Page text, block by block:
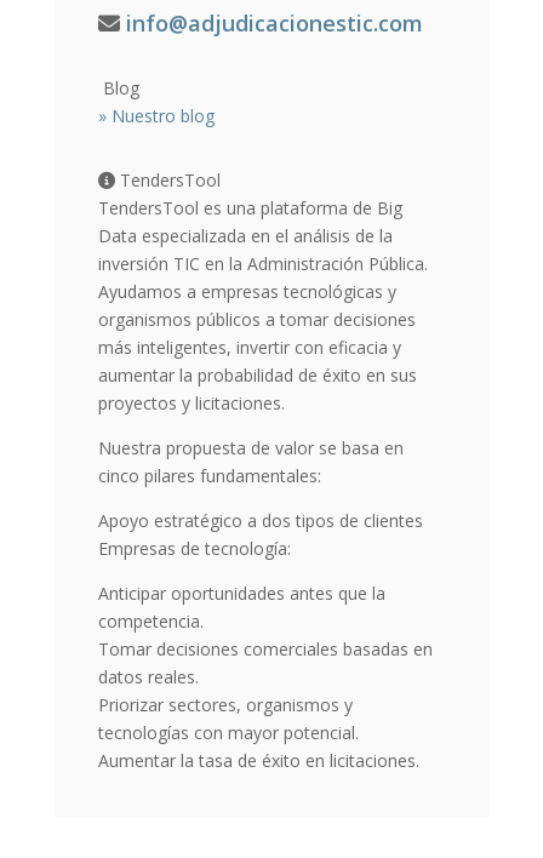
info@adjudicacionestic.com
Blog
» Nuestro blog
TendersTool
TendersTool es una plataforma de Big
Data especializada en el análisis de la
inversión TIC en la Administración Pública.
Ayudamos a empresas tecnológicas y
organismos públicos a tomar decisiones
más inteligentes, invertir con eficacia y
aumentar la probabilidad de éxito en sus
proyectos y licitaciones.
Nuestra propuesta de valor se basa en
cinco pilares fundamentales:
Apoyo estratégico a dos tipos de clientes
Empresas de tecnología:
Anticipar oportunidades antes que la
competencia.
Tomar decisiones comerciales basadas en
datos reales.
Priorizar sectores, organismos y
tecnologías con mayor potencial.
Aumentar la tasa de éxito en licitaciones.